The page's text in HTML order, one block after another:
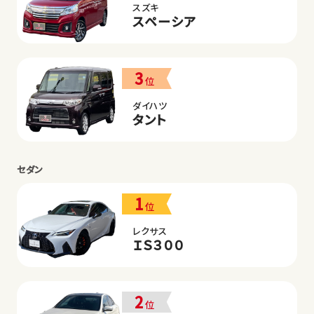
スズキ
スペーシア
3位
ダイハツ
タント
セダン
1位
レクサス
ＩＳ３００
2位